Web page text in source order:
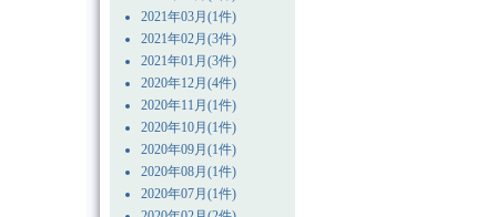
2021年03月(1件)
2021年02月(3件)
2021年01月(3件)
2020年12月(4件)
2020年11月(1件)
2020年10月(1件)
2020年09月(1件)
2020年08月(1件)
2020年07月(1件)